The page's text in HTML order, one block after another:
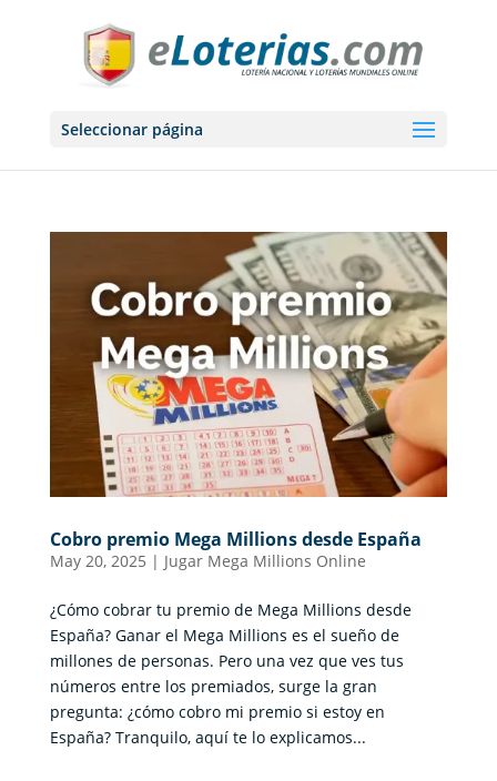
Seleccionar página
Cobro premio Mega Millions desde España
May 20, 2025 | Jugar Mega Millions Online
¿Cómo cobrar tu premio de Mega Millions desde
España? Ganar el Mega Millions es el sueño de
millones de personas. Pero una vez que ves tus
números entre los premiados, surge la gran
pregunta: ¿cómo cobro mi premio si estoy en
España? Tranquilo, aquí te lo explicamos...